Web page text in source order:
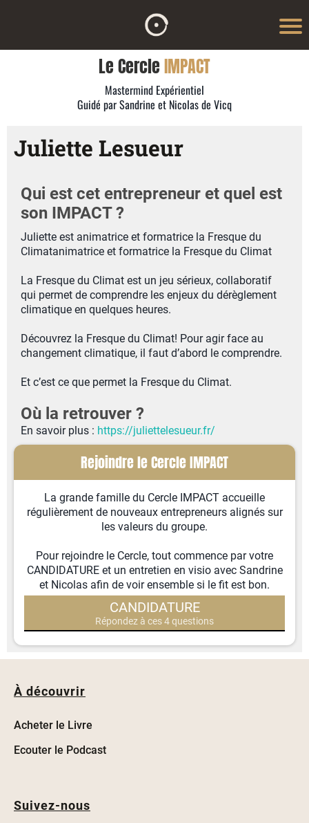
Le CercleIMPACT
Mastermind Expérientiel
Guidé par Sandrine et Nicolas de Vicq
Juliette Lesueur
Qui est cet entrepreneur et quel est
son IMPACT ?
Juliette est animatrice et formatrice la Fresque du
Climatanimatrice et formatrice la Fresque du Climat
La Fresque du Climat est un jeu sérieux, collaboratif
qui permet de comprendre les enjeux du dérèglement
climatique en quelques heures.
Découvrez la Fresque du Climat! Pour agir face au
changement climatique, il faut d’abord le comprendre.
Et c’est ce que permet la Fresque du Climat.
Où la retrouver ?
En savoir plus : https://juliettelesueur.fr/
Rejoindre le Cercle IMPACT
La grande famille du Cercle IMPACT accueille
régulièrement de nouveaux entrepreneurs alignés sur
les valeurs du groupe.
Pour rejoindre le Cercle, tout commence par votre
CANDIDATURE et un entretien en visio avec Sandrine
et Nicolas afin de voir ensemble si le fit est bon.
CANDIDATURE
Répondez à ces 4 questions
À découvrir
Acheter le Livre
Ecouter le Podcast
Suivez-nous